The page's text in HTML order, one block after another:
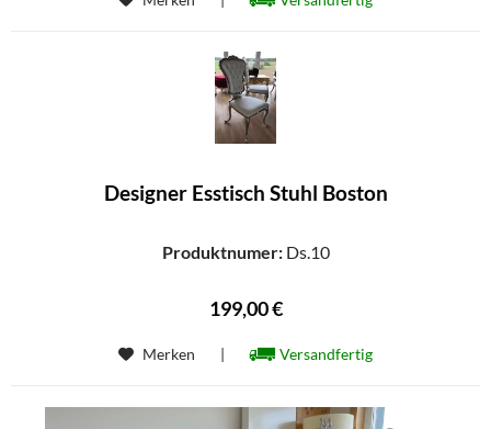
Designer Esstisch Stuhl Boston
Produktnumer:Ds.10
199,00 €
Merken | Versandfertig